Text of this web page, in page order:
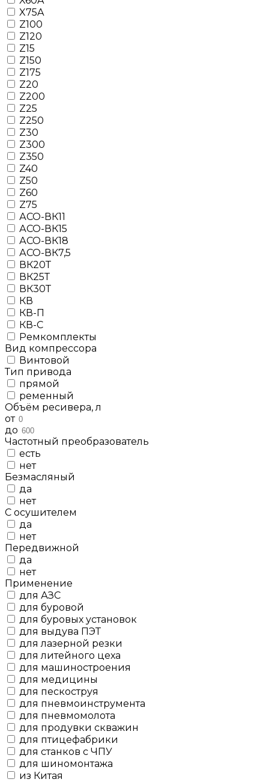
X75A
Z100
Z120
Z15
Z150
Z175
Z20
Z200
Z25
Z250
Z30
Z300
Z350
Z40
Z50
Z60
Z75
АСО-ВК11
АСО-ВК15
АСО-ВК18
АСО-ВК7,5
ВК20Т
ВК25Т
ВК30Т
КВ
КВ-П
КВ-С
Ремкомплекты
Вид компрессора
Винтовой
Тип привода
прямой
ременный
Объём ресивера, л
от
до
Частотный преобразователь
есть
нет
Безмасляный
да
нет
С осушителем
да
нет
Передвижной
да
нет
Применение
для АЗС
для буровой
для буровых установок
для выдува ПЭТ
для лазерной резки
для литейного цеха
для машиностроения
для медицины
для пескоструя
для пневмоинструмента
для пневмомолота
для продувки скважин
для птицефабрики
для станков с ЧПУ
для шиномонтажа
из Китая